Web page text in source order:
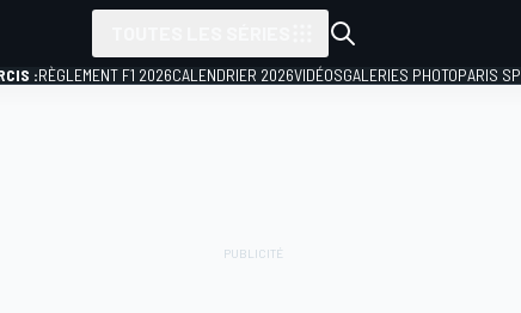
:RÈGLEMENT F1 2026CALENDRIER 2026VIDÉOSGALERIES PHOTOPARIS